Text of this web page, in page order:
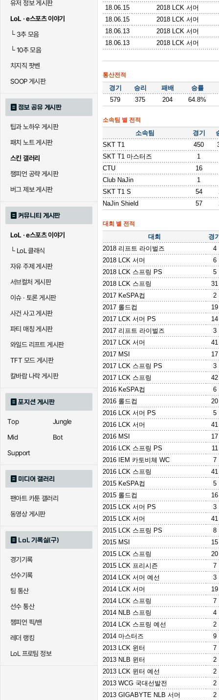
유저 정보 게시판
LoL · e스포츠 이야기
└3추 모음
└10추 모음
치지직 팟벤
SOOP 게시판
정보 공유 게시판
팁과 노하우 게시판
패치 노트 게시판
스킨 갤러리
챔피언 공략 게시판
버그 제보 게시판
커뮤니티 게시판
LoL · e스포츠 이야기
└LoL 클래식
자유 주제 게시판
서브컬처 게시판
이슈 · 토론 게시판
사건 사고 게시판
파티 매칭 게시판
와일드 리프트 게시판
TFT 모드 게시판
칼바람 나락 게시판
포지션 게시판
Top
Jungle
Mid
Bot
Support
미디어 갤러리
팬아트 카툰 갤러리
동영상 게시판
LoL 기록실(구)
경기기록
선수기록
팀 통산
선수 통산
챔피언 픽/밴
레더 랭킹
LoL 프로팀 정보
18.06.15
2018 LCK 서머
18.06.15
2018 LCK 서머
18.06.13
2018 LCK 서머
18.06.13
2018 LCK 서머
통산전적
경기 승리 패배
승률
579
375 204 64.8%
소속팀 별 전적
소속팀 경기
SKT T1
450
SKT T1 마스터즈
1
CTU
16
Club NaJin
1
SKT T1 S
54
NaJin Shield
57
대회 별 전적
대회
경
2018 리프트 라이벌즈
4
2018 LCK 서머
6
2018 LCK 스프링 PS
5
2018 LCK 스프링
31
2017 KeSPA컵
2
2017 롤드컵
19
2017 LCK 서머 PS
14
2017 리프트 라이벌즈
3
2017 LCK 서머
41
2017 MSI
17
2017 LCK 스프링 PS
3
2017 LCK 스프링
42
2016 KeSPA컵
6
2016 롤드컵
20
2016 LCK 서머 PS
5
2016 LCK 서머
41
2016 MSI
17
2016 LCK 스프링 PS
11
2016 IEM 카토비체 WC
7
2016 LCK 스프링
41
2015 KeSPA컵
5
2015 롤드컵
16
2015 LCK 서머 PS
3
2015 LCK 서머
41
2015 LCK 스프링 PS
8
2015 MSI
15
2015 LCK 스프링
20
2015 LCK 프리시즌
7
2014 LCK 서머 예선
3
2014 LCK 서머
19
2014 LCK 스프링
7
2014 NLB 스프링
4
2014 LCK 스프링 예선
2
2014 마스터즈
9
2013 LCK 윈터
7
2013 NLB 윈터
2
2013 LCK 윈터 예선
2
2013 WCG 국대선발전
2
2013 GIGABYTE NLB 서머
2